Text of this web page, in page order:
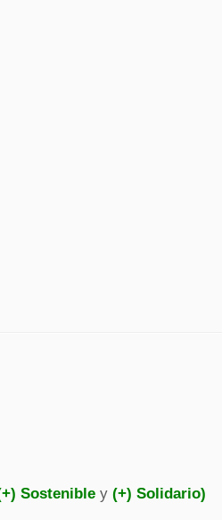
Sostenible y (+) Solidario)